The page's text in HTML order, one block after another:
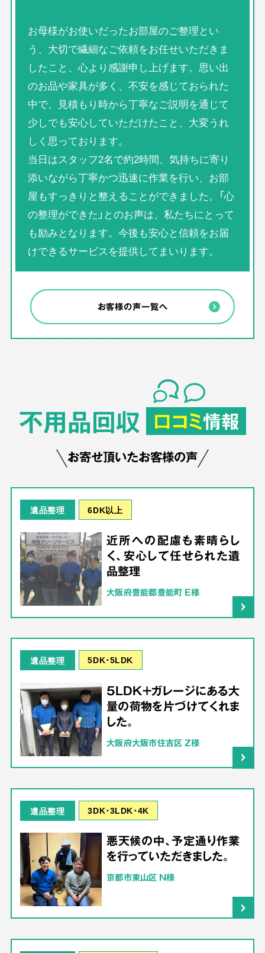
お母様がお使いだったお部屋のご整理とい
う、大切で繊細なご依頼をお任せいただきま
したこと、心より感謝申し上げます。思い出
のお品や家具が多く、不安を感じておられた
中で、見積もり時から丁寧なご説明を通じて
少しでも安心していただけたこと、大変うれ
しく思っております。
当日はスタッフ2名で約2時間、気持ちに寄り
添いながら丁寧かつ迅速に作業を行い、お部
屋もすっきりと整えることができました。「心
の整理ができた」とのお声は、私たちにとって
も励みとなります。今後も安心と信頼をお届
けできるサービスを提供してまいります。
お客様の声一覧へ
不用品回収 口コミ情報
お寄せ頂いたお客様の声
遺品整理 6DK以上
近所への配慮も素晴らし
く、安心して任せられた遺
品整理
大阪府豊能郡豊能町 E様
遺品整理 5DK･5LDK
5LDK＋ガレージにある大
量の荷物を片づけてくれま
した。
大阪府大阪市住吉区 Z様
遺品整理 3DK･3LDK･4K
悪天候の中、予定通り作業
を行っていただきました。
京都市東山区 N様